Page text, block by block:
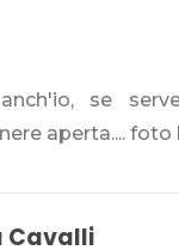
se
aperta.... foto
Cavalli